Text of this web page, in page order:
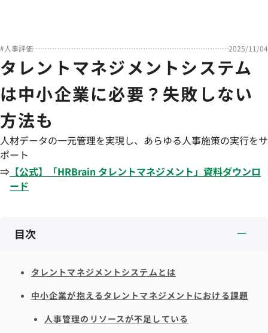
#人事評価 2025/11/04
タレントマネジメントシステム
は中小企業に必要？失敗しない
方法も
人材データの一元管理を実現し、あらゆる人事施策の実行をサ
ポート
⇒ 【公式】「HRBrain タレントマネジメント」資料ダウンロ
ード
目次
タレントマネジメントシステムとは
中小企業が抱えるタレントマネジメントにおける課題
人事管理のリソースが不足している